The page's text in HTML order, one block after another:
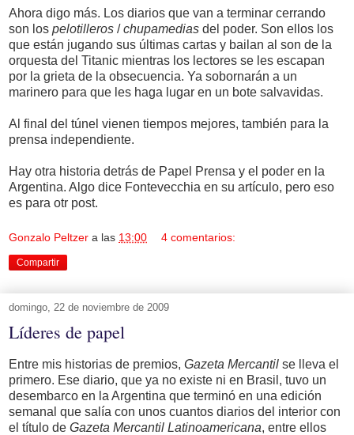
Ahora digo más. Los diarios que van a terminar cerrando
son los pelotilleros /chupamedias del poder. Son ellos los
que están jugando sus últimas cartas y bailan al son de la
orquesta del Titanic mientras los lectores se les escapan
por la grieta de la obsecuencia. Ya sobornarán a un
marinero para que les haga lugar en un bote salvavidas.
Al final del túnel vienen tiempos mejores, también para la
prensa independiente.
Hay otra historia detrás de Papel Prensa y el poder en la
Argentina. Algo dice Fontevecchia en su artículo, pero eso
es para otr post.
Gonzalo Peltzer a las 13:00 4 comentarios:
Compartir
domingo, 22 de noviembre de 2009
Líderes de papel
Entre mis historias de premios, Gazeta Mercantil se lleva el
primero. Ese diario, que ya no existe ni en Brasil, tuvo un
desembarco en la Argentina que terminó en una edición
semanal que salía con unos cuantos diarios del interior con
el título de Gazeta Mercantil Latinoamericana, entre ellos